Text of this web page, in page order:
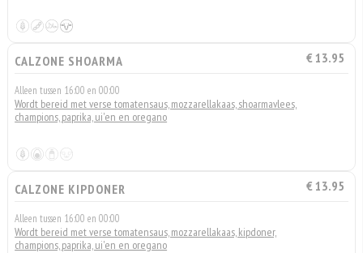
CALZONE SHOARMA € 13.95
Alleen tussen 16:00 en 00:00
Wordt bereid met verse tomatensaus, mozzarellakaas, shoarmavlees,
champions, paprika, ui'en en oregano
CALZONE KIPDONER € 13.95
Alleen tussen 16:00 en 00:00
Wordt bereid met verse tomatensaus, mozzarellakaas, kipdoner,
champions, paprika, ui'en en oregano